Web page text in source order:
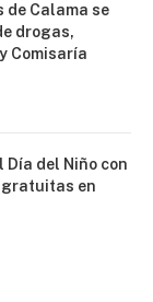
Calama se
drogas,
Comisaría
Día del Niño con
en